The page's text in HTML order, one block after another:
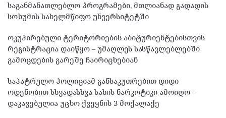
საგანმანათლებლო პროგრამები, მთლიანად გადადის
სოხუმის სახელმწიფო უნვერსიტეტში
ოკუპირებული ტერიტორიების აბიტურიენტებისთვის
რეგისტრაცია დაიწყო – უმაღლეს სასწავლებლებში
გამოცდების გარეშე ჩაირიცხებიან
საპატრულო პოლიციამ განსაკუთრებით დიდი
ოდენობით სხვადასხვა სახის ნარკოტიკი ამოიღო –
დაკავებულია უცხო ქვეყნის 3 მოქალაქე